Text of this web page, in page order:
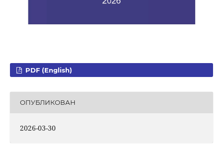
PDF (English)
ОПУБЛИКОВАН
2026-03-30